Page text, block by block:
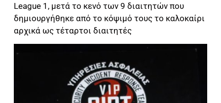
League 1, μετά το κενό των 9 διαιτητών που
δημιουργήθηκε από το κόψιμό τους το καλοκαίρι
αρχικά ως τέταρτοι διαιτητές